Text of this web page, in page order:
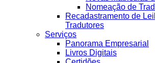
Nomeação de
Recadastramento de
Tradutores
Serviços
Panorama Empresarial
Livros Digitais